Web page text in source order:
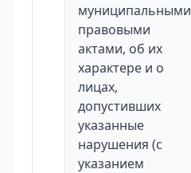
муниципальными
правовыми
актами, об их
характере и о
лицах,
допустивших
указанные
нарушения (с
указанием